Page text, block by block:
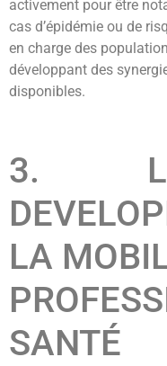
activement pour être
cas d’épidémie ou de
en charge des
développant des
disponibles.
3.
LA
SANTÉ